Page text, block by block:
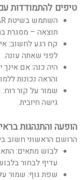
טיפים להתמודדות
תוצאה – מסגרת
קח רגע לחשוב:
לפני שאתה עונה.
היה כנה: אם
והראה נכונות
שמור על קור
גישה חיובית.
הופעה והתנהגות
הרושם הראשוני חשוב
לבוש מתאים:
עדיף לבחור
שפת גוף: שמור